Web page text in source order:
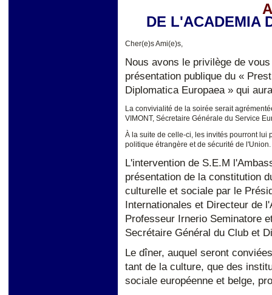
DE L'ACADEMIA
Cher(e)s Ami(e)s,
Nous avons le privilège de
présentation publique du «
Diplomatica Europaea » qui
La convivialité de la soirée serait
VIMONT, Sécretaire Générale du Service
À la suite de celle-ci, les invités pourront lui
politique étrangère et de sécurité de l'Union.
L'intervention de S.E.M
présentation de la constitution
culturelle et sociale par le
Internationales et Directeur de
Professeur Irnerio Seminatore
Secrétaire Général du Club et
Le dîner, auquel seront
tant de la culture, que des
sociale européenne et belge,